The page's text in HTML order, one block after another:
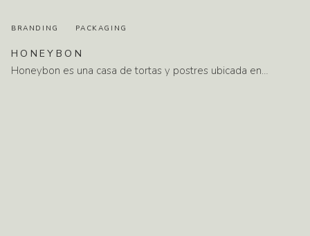
BRANDING PACKAGING
HONEYBON
Honeybon es una casa de tortas y postres ubicada en…